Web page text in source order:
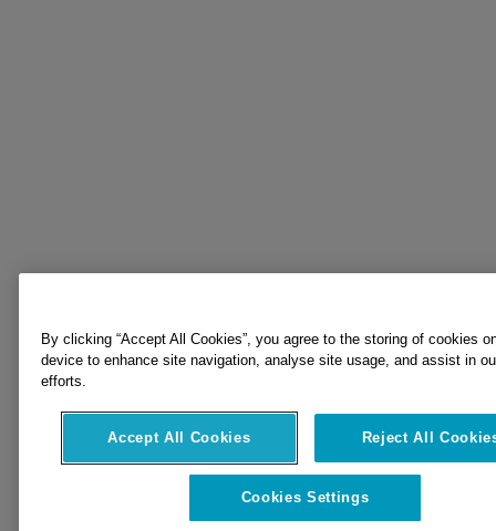
By clicking “Accept All Cookies”, you agree to the storing of cookies
device to enhance site navigation, analyse site usage, and assist in
efforts.
Accept All Cookies Reject All
Cookies Settings